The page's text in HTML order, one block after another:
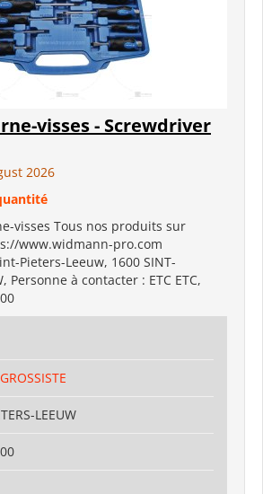
visses - Screwdriver
2026
visses Tous nos produits sur
www.widmann-pro.com
Pieters-Leeuw, 1600 SINT-
Personne à contacter : ETC ETC,
LEEUW